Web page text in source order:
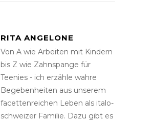
RITA ANGELONE
Von A wie Arbeiten mit Kindern
bis Z wie Zahnspange für
Teenies - ich erzähle wahre
Begebenheiten aus unserem
facettenreichen Leben als italo-
schweizer Familie. Dazu gibt es